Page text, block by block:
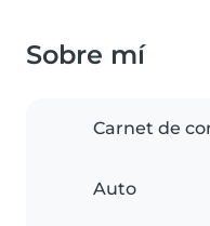
Sobre mí
Carnet de
Auto